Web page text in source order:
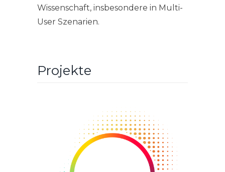
Wissenschaft, insbesondere in Multi-
User Szenarien.
Projekte